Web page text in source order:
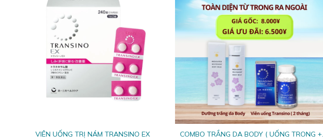
VIÊN UỐNG TRỊ NÁM TRANSINO EX
COMBO TRẮNG DA BODY ( UỐNG TRONG +